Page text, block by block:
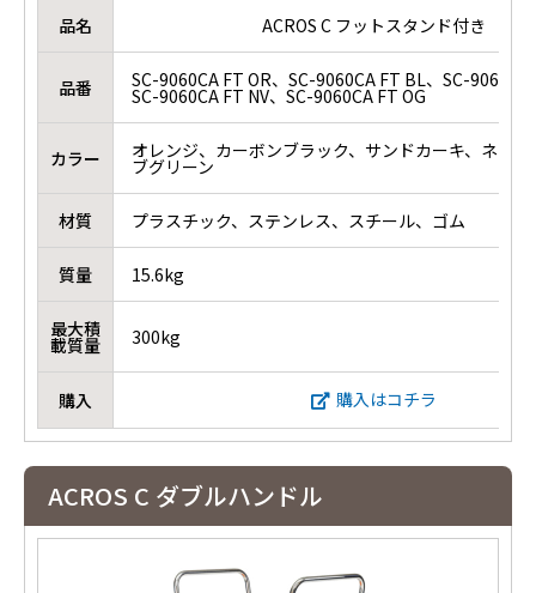
品名 ACROS C フットスタンド付き
品番 SC-9060CA FT OR、SC-9060CA FT BL、SC-9060CA
SC-9060CA FT NV、SC-9060CA FT OG
カラー オレンジ、カーボンブラック、サンドカーキ、ネイ
ブグリーン
材質 プラスチック、ステンレス、スチール、ゴム
質量 15.6kg
最大積
載質量 300kg
購入 購入はコチラ
ACROS C ダブルハンドル